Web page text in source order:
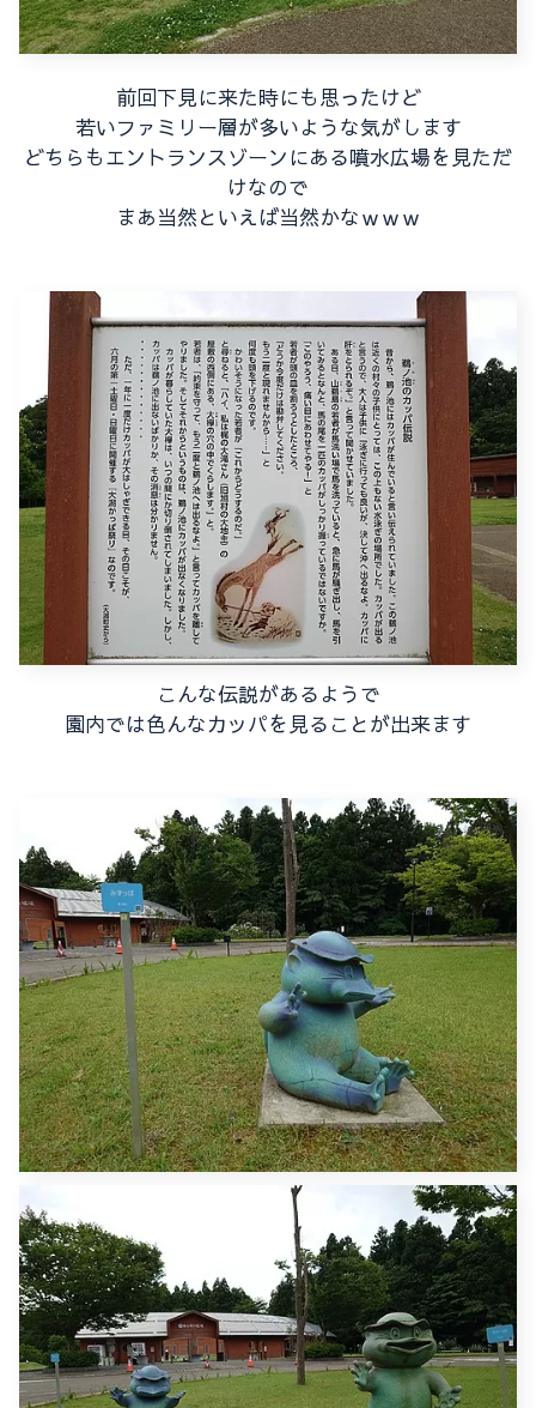
前回下見に来た時にも思ったけど
若いファミリー層が多いような気がします
どちらもエントランスゾーンにある噴水広場を見ただ
けなので
まあ当然といえば当然かなｗｗｗ
こんな伝説があるようで
園内では色んなカッパを見ることが出来ます